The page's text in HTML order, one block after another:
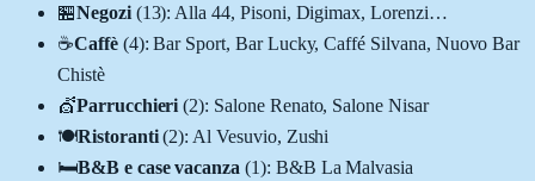
🏪Negozi (13): Alla 44, Pisoni, Digimax, Lorenzi…
☕Caffè (4):Bar Sport, Bar Lucky, Caffé Silvana, Nuovo Bar
Chistè
💇Parrucchieri (2): Salone Renato, Salone Nisar
🍽️Ristoranti (2): Al Vesuvio, Zushi
🛏️B&B e case vacanza (1): B&B La Malvasia